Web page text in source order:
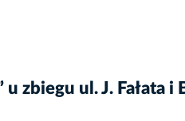
zbiegu ul. J. Fałata i